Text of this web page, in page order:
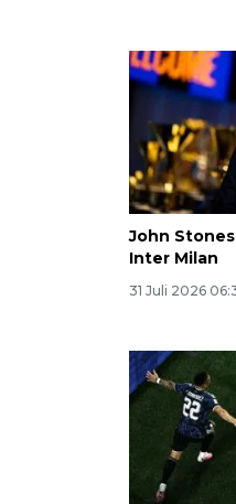
John
Inter Milan
31 Juli 2026